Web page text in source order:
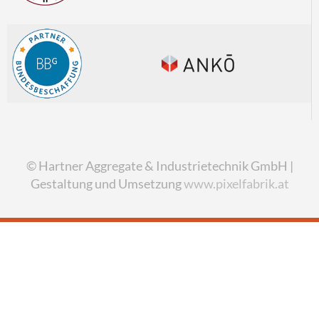
© Hartner Aggregate & Industrietechnik GmbH |
Gestaltung und Umsetzungwww.pixelfabrik.at